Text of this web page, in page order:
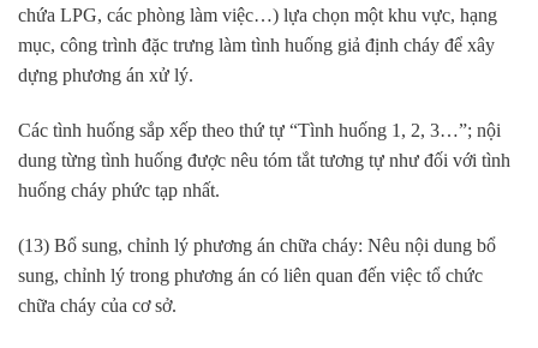
chứa LPG, các phòng làm việc…) lựa chọn một khu vực, hạng
mục, công trình đặc trưng làm tình huống giả định cháy để xây
dựng phương án xử lý.
Các tình huống sắp xếp theo thứ tự “Tình huống 1, 2, 3…”; nội
dung từng tình huống được nêu tóm tắt tương tự như đối với tình
huống cháy phức tạp nhất.
(13) Bổ sung, chỉnh lý phương án chữa cháy: Nêu nội dung bổ
sung, chỉnh lý trong phương án có liên quan đến việc tổ chức
chữa cháy của cơ sở.